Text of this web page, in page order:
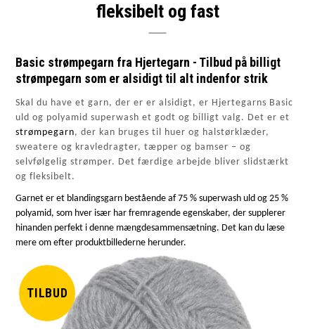
fleksibelt og fast
Basic strømpegarn fra Hjertegarn - Tilbud på billigt
strømpegarn som er alsidigt til alt indenfor strik
Skal du have et garn, der er er alsidigt, er Hjertegarns Basic
uld og polyamid superwash et godt og billigt valg. Det er et
strømpegarn, der kan bruges til huer og halstørklæder,
sweatere og kravledragter, tæpper og bamser – og
selvfølgelig strømper. Det færdige arbejde bliver slidstærkt
og fleksibelt.
Garnet er et blandingsgarn bestående af 75 % superwash uld og 25 %
polyamid, som hver især har fremragende egenskaber, der supplerer
hinanden perfekt i denne mængdesammensætning. Det kan du læse
mere om efter produktbillederne herunder.
TILBUD